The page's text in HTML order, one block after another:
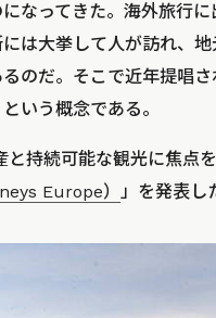
なってきた。海外旅行
は大挙して人が訪れ、
のだ。そこで近年提唱
いう概念である。
持続可能な観光に焦点
Europe） 」を発表し